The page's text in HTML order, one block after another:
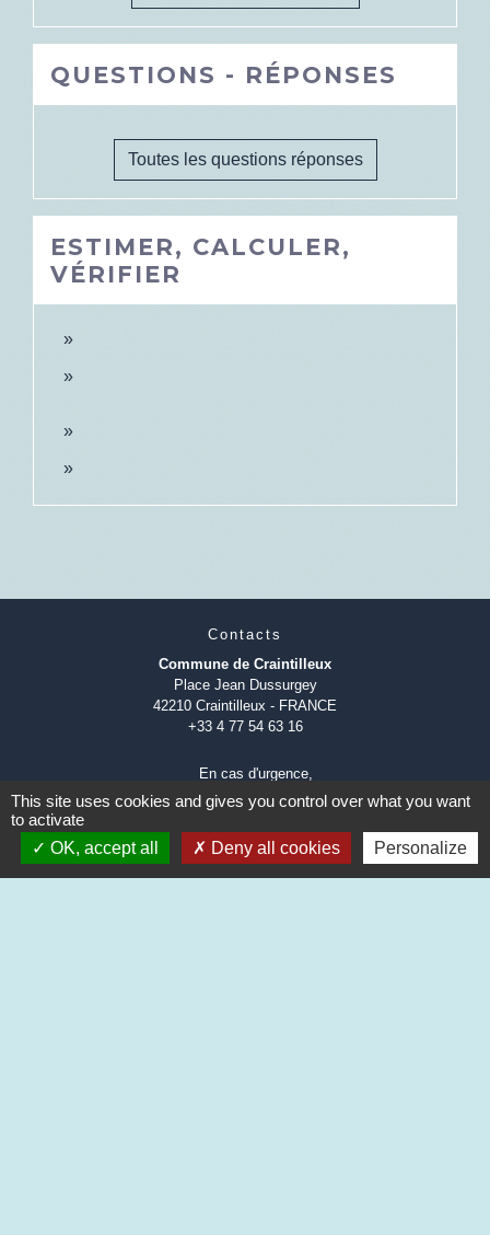
QUESTIONS - RÉPONSES
Toutes les questions réponses
ESTIMER, CALCULER,
VÉRIFIER
Contacts
Commune de Craintilleux
Place Jean Dussurgey
42210 Craintilleux - FRANCE
+33 4 77 54 63 16
En cas d'urgence,
Composer le 04-77-54-63-16
puis le 3 qui renvera sur le
numéro d'urgence
🌐
This site uses cookies and gives you control over what you want
to activate
OK, accept all
Deny all cookies Personalize